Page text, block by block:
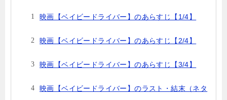
映画【ベイビードライバー】のあらすじ【1/4】
映画【ベイビードライバー】のあらすじ【2/4】
映画【ベイビードライバー】のあらすじ【3/4】
映画【ベイビードライバー】のラスト・結末（ネタ